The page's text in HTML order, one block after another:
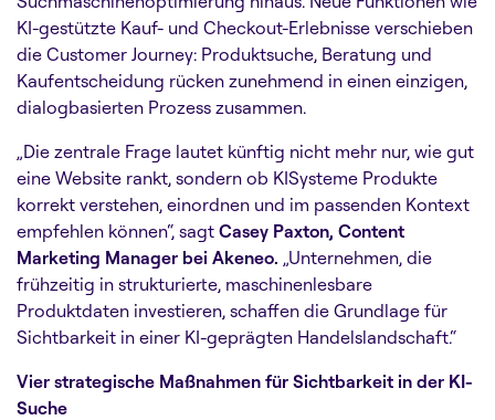
KI-gestützte Kauf- und Checkout-Erlebnisse verschieben
die Customer Journey: Produktsuche, Beratung und
Kaufentscheidung rücken zunehmend in einen einzigen,
dialogbasierten Prozess zusammen.
„Die zentrale Frage lautet künftig nicht mehr nur, wie gut
eine Website rankt, sondern ob KISysteme Produkte
korrekt verstehen, einordnen und im passenden Kontext
empfehlen können“, sagt Casey Paxton, Content
Marketing Manager bei Akeneo. „Unternehmen, die
frühzeitig in strukturierte, maschinenlesbare
Produktdaten investieren, schaffen die Grundlage für
Sichtbarkeit in einer KI-geprägten Handelslandschaft.“
Vier strategische Maßnahmen für Sichtbarkeit in der KI-
Suche